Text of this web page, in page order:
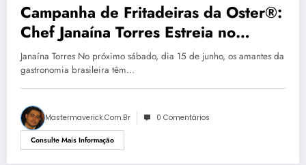
Campanha de Fritadeiras da Oster®:
Chef Janaína Torres Estreia no
Programa É de Casa
Janaína Torres No próximo sábado, dia 15 de junho, os amantes da
gastronomia brasileira têm…
Mastermaverick.com.br 0 Comentários
Consulte Mais Informação